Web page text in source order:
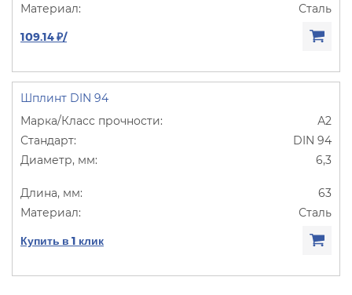
Сталь
109.14 ₽/
Шплинт DIN 94
А2
DIN 94
6,3
63
Сталь
Купить в 1 клик